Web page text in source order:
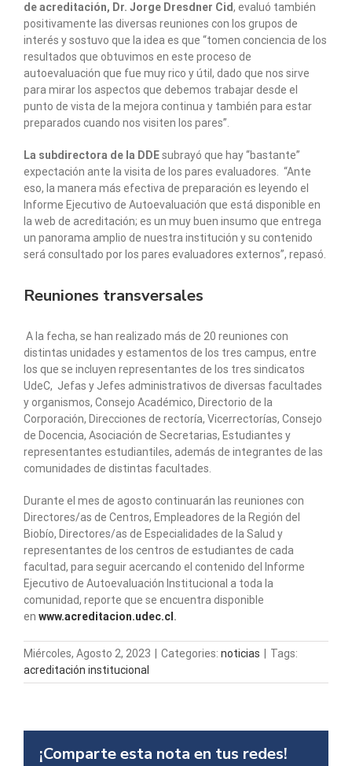
de acreditación, Dr. Jorge Dresdner Cid, evaluó también
positivamente las diversas reuniones con los grupos de
interés y sostuvo que la idea es que “tomen conciencia de los
resultados que obtuvimos en este proceso de
autoevaluación que fue muy rico y útil, dado que nos sirve
para mirar los aspectos que debemos trabajar desde el
punto de vista de la mejora continua y también para estar
preparados cuando nos visiten los pares”.
La subdirectora de la DDEsubrayó que hay “bastante”
expectación ante la visita de los pares evaluadores. “Ante
eso, la manera más efectiva de preparación es leyendo el
Informe Ejecutivo de Autoevaluación que está disponible en
la web de acreditación; es un muy buen insumo que entrega
un panorama amplio de nuestra institución y su contenido
será consultado por los pares evaluadores externos”, repasó.
Reuniones transversales
A la fecha, se han realizado más de 20 reuniones con
distintas unidades y estamentos de los tres campus, entre
los que se incluyen representantes de los tres sindicatos
UdeC, Jefas y Jefes administrativos de diversas facultades
y organismos, Consejo Académico, Directorio de la
Corporación, Direcciones de rectoría, Vicerrectorías, Consejo
de Docencia, Asociación de Secretarias, Estudiantes y
representantes estudiantiles, además de integrantes de las
comunidades de distintas facultades.
Durante el mes de agosto continuarán las reuniones con
Directores/as de Centros, Empleadores de la Región del
Biobío, Directores/as de Especialidades de la Salud y
representantes de los centros de estudiantes de cada
facultad, para seguir acercando el contenido del Informe
Ejecutivo de Autoevaluación Institucional a toda la
comunidad, reporte que se encuentra disponible
en www.acreditacion.udec.cl .
Miércoles, Agosto 2, 2023 Categories: noticias
Tags:
acreditación institucional
¡Comparte esta nota en tus redes!